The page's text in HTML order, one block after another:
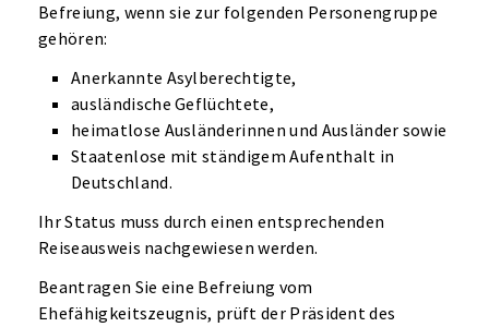
Befreiung, wenn sie zur folgenden Personengruppe
gehören:
Anerkannte Asylberechtigte,
ausländische Geflüchtete,
heimatlose Ausländerinnen und Ausländer sowie
Staatenlose mit ständigem Aufenthalt in
Deutschland.
Ihr Status muss durch einen entsprechenden
Reiseausweis nachgewiesen werden.
Beantragen Sie eine Befreiung vom
Ehefähigkeitszeugnis, prüft der Präsident des